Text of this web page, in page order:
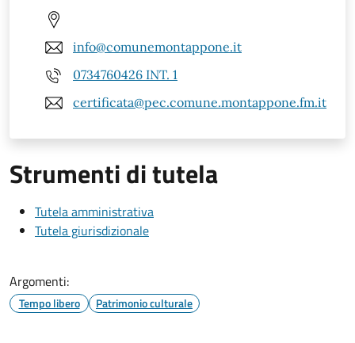
info@comunemontappone.it
0734760426 INT. 1
certificata@pec.comune.montappone.fm.it
Strumenti di tutela
Tutela amministrativa
Tutela giurisdizionale
Argomenti:
Tempo libero Patrimonio culturale